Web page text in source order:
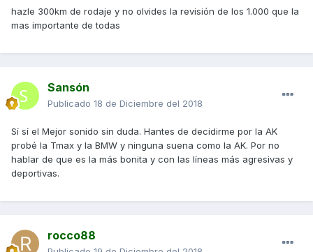
hazle 300km de rodaje y no olvides la revisión de los 1.000 que la
mas importante de todas
Sansón
Publicado 18 de Diciembre del 2018
Sí sí el Mejor sonido sin duda. Hantes de decidirme por la AK
probé la Tmax y la BMW y ninguna suena como la AK. Por no
hablar de que es la más bonita y con las líneas más agresivas y
deportivas.
rocco88